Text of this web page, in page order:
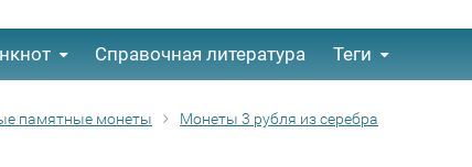
Справочная литература Теги
памятные монеты
Монеты 3 рубля из серебра